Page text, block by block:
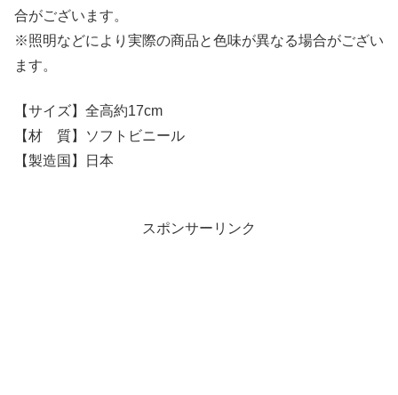
合がございます。
※照明などにより実際の商品と色味が異なる場合がござい
ます。
【サイズ】全高約17cm
【材 質】ソフトビニール
【製造国】日本
スポンサーリンク